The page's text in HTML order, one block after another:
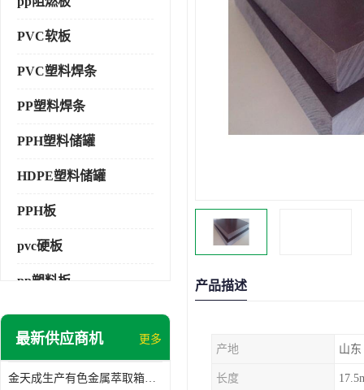
PVC软板
PVC塑料焊条
PP塑料焊条
PPH塑料储罐
HDPE塑料储罐
PPH板
pvc硬板
pp塑料板
pvc萃取板
最新供应商机 更多
金天成生产有色金属萃取箱焊接pvc板
产品描述
产地 山东
长度